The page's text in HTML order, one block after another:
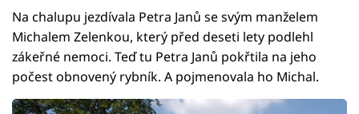
Na chalupu jezdívala Petra Janů se svým manželem
Michalem Zelenkou, který před deseti lety podlehl
zákeřné nemoci. Teď tu Petra Janů pokřtila na jeho
počest obnovený rybník. A pojmenovala ho Michal.